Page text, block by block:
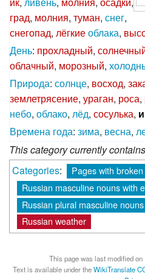
град, молния, туман, снег,
снегопад, лёгкиеоблака,
День: прохладный,
облачный, морозный,
Природа: солнце, восход,
землетрясение, ураган, роса,
небо, облако, лёд, сосулька,
Времена года: зима, весна,
This category currently
Categories: Pages with
Russian masculine nouns with
Russian plural masculine
Russian weather
This page was last modified on
Text is available under theWikiTranslate